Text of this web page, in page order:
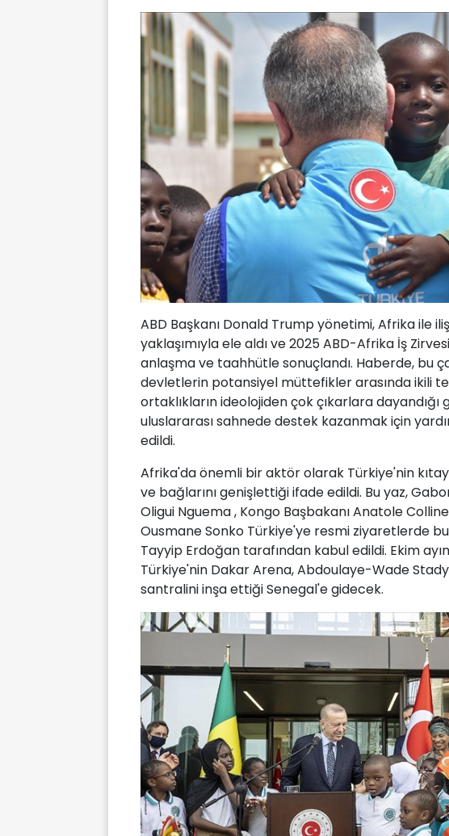
ABD Başkanı Donald Trump yönetimi, Afrika ile
yaklaşımıyla ele aldı ve 2025 ABD-Afrika İş
anlaşma ve taahhütle sonuçlandı. Haberde, bu
devletlerin potansiyel müttefikler arasında ikili
ortaklıkların ideolojiden çok çıkarlara
uluslararası sahnede destek kazanmak için
edildi.
Afrika'da önemli bir aktör olarak Türkiye'nin
ve bağlarını genişlettiği ifade edildi. Bu yaz,
Oligui Nguema , Kongo Başbakanı Anatole
Ousmane Sonko Türkiye'ye resmi ziyaretlerde
Tayyip Erdoğan tarafından kabul edildi. Ekim
Türkiye'nin Dakar Arena, Abdoulaye-Wade
santralini inşa ettiği Senegal'e gidecek.